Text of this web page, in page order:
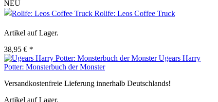
NEU
Rolife: Leos Coffee Truck
Artikel auf Lager.
38,95 € *
Ugears Harry
Potter: Monsterbuch der Monster
Versandkostenfreie Lieferung innerhalb Deutschlands!
Artikel auf Lager.